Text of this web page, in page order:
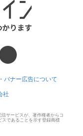
バナー広告について
社
サービスが、著作権者からコ
スであることを示す登録商標